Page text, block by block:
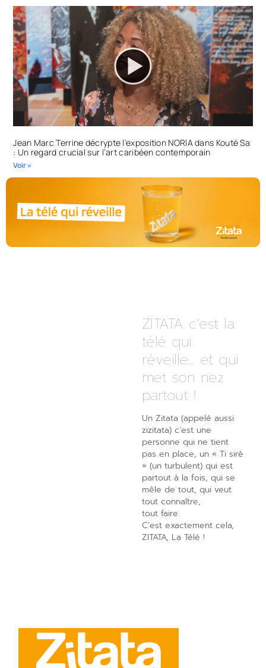
Jean Marc Terrine décrypte l’exposition NORIA dans Kouté Sa
: Un regard crucial sur l’art caribéen contemporain
Voir »
ZITATA c’est la
télé qui
réveille... et qui
met son nez
partout !
Un Zitata (appelé aussi
zizitata) c’est une
personne qui ne tient
pas en place, un « Ti sirè
» (un turbulent) qui est
partout à la fois, qui se
mêle de tout, qui veut
tout connaître,
tout faire.
C’est exactement cela,
ZITATA, La Télé !